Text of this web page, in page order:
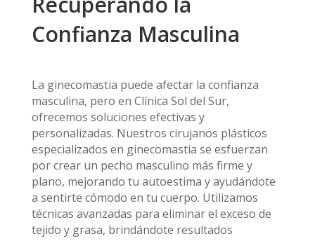
Confianza Masculina
La ginecomastia puede afectar la confianza
masculina, pero en Clínica Sol del Sur,
ofrecemos soluciones efectivas y
personalizadas. Nuestros cirujanos plásticos
especializados en ginecomastia se esfuerzan
por crear un pecho masculino más firme y
plano, mejorando tu autoestima y ayudándote
a sentirte cómodo en tu cuerpo. Utilizamos
técnicas avanzadas para eliminar el exceso de
tejido y grasa, brindándote resultados